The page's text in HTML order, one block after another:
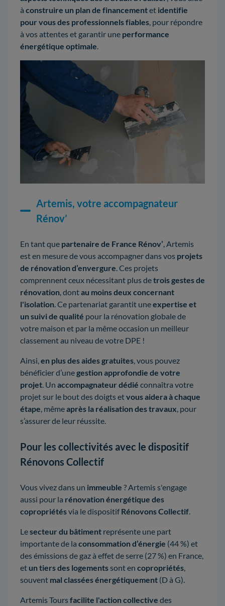
à construire un plan de financementet identifie
pour vous des professionnels fiables , pour répondre
à vos attentes et garantir une performance
énergétique optimale
Artemis, votre accompagnateur
Rénov’
En tant que partenaire de France Rénov’, Artemis
est en mesure de vous accompagner dans vos projets
de rénovation d’envergure. Ces projets
comprennent ceux nécessitant plus detrois gestes de
rénovation, dontau moins deux concernant
l'isolation. Ce partenariat garantit uneexpertise et
un suivi de qualité pour la rénovation globale de
votre maison et par la même occasion un meilleur
classement au niveau de votre DPE !
Ainsi,en plus des aides gratuites, vous pouvez
bénéficier d’unegestion approfondie de votre
projet. Un accompagnateur dédié connaîtra votre
projet sur le bout des doigts etvous aidera à chaque
étape, mêmeaprès la réalisation des travaux, pour
s’assurer de leur réussite.
Pour les collectivités avec le dispositif
Rénovons Collectif
Vous vivez dans un immeuble ? Artemis s'engage
aussi pour la rénovation énergétique des
copropriétésvia le dispositifRénovons Collectif.
Lesecteur du bâtiment représente une part
importante de la consommation d’énergie (44 %) et
des émissions de gaz à effet de serre (27 %) en France,
et un tiers des logementssont en copropriétés,
souvent mal classées énergétiquement (D à G).
Artemis Toursfacilite l'action collective des